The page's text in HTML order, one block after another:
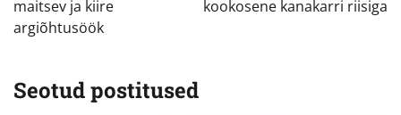
maitsev ja kiire
argiõhtusöök
kookosene kanakarri riisiga
Seotud postitused